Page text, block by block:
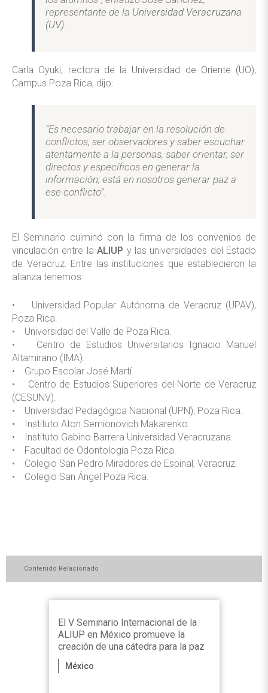
representante de la Universidad Veracruzana
(UV).
Carla Oyuki, rectora de la Universidad de Oriente (UO),
Campus Poza Rica, dijo:
“Es necesario trabajar en la resolución de
conflictos, ser observadores y saber escuchar
atentamente a la personas, saber orientar, ser
directos y específicos en generar la
información; está en nosotros generar paz a
ese conflicto”.
El Seminario culminó con la firma de los convenios de
vinculación entre laALIUP y las universidades del Estado
de Veracruz. Entre las instituciones que establecieron la
alianza tenemos:
• Universidad Popular Autónoma de Veracruz (UPAV),
Poza Rica.
• Universidad del Valle de Poza Rica.
• Centro de Estudios Universitarios Ignacio Manuel
Altamirano (IMA).
• Grupo Escolar José Martí.
• Centro de Estudios Superiores del Norte de Veracruz
(CESUNV).
• Universidad Pedagógica Nacional (UPN), Poza Rica.
• Instituto Aton Semionovich Makarenko.
• Instituto Gabino Barrera Universidad Veracruzana.
• Facultad de Odontología Poza Rica.
• Colegio San Pedro Miradores de Espinal, Veracruz.
• Colegio San Ángel Poza Rica.
Contenido Relacionado
El V Seminario Internacional de la
ALIUP en México promueve la
creación de una cátedra para la paz
México